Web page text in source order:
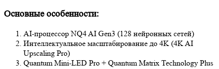
Основные особенности:
AI-процессор NQ4 AI Gen3 (128 нейронных сетей)
Интеллектуальное масштабирование до 4K (4K AI
Upscaling Pro)
Quantum Mini-LED Pro + Quantum Matrix Technology Plus